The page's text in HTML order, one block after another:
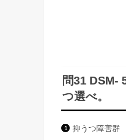
問31 DSM-
つ選べ。
抑うつ障害群